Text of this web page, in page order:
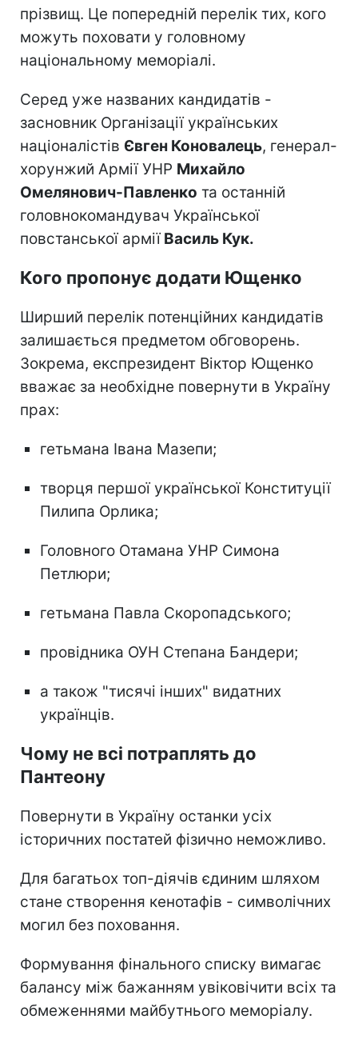
прізвищ. Це попередній перелік тих, кого
можуть поховати у головному
національному меморіалі.
Серед уже названих кандидатів -
засновник Організації українських
націоналістів Євген Коновалець, генерал-
хорунжий Армії УНР Михайло
Омелянович-Павленко та останній
головнокомандувач Української
повстанської арміїВасиль Кук.
Кого пропонує додати Ющенко
Ширший перелік потенційних кандидатів
залишається предметом обговорень.
Зокрема, експрезидент Віктор Ющенко
вважає за необхідне повернути в Україну
прах:
гетьмана Івана Мазепи;
творця першої української Конституції
Пилипа Орлика;
Головного Отамана УНР Симона
Петлюри;
гетьмана Павла Скоропадського;
провідника ОУН Степана Бандери;
а також "тисячі інших" видатних
українців.
Чому не всі потраплять до
Пантеону
Повернути в Україну останки усіх
історичних постатей фізично неможливо.
Для багатьох топ-діячів єдиним шляхом
стане створення кенотафів - символічних
могил без поховання.
Формування фінального списку вимагає
балансу між бажанням увіковічити всіх та
обмеженнями майбутнього меморіалу.